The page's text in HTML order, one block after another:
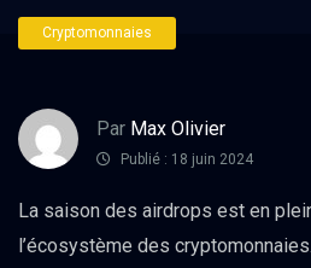
Cryptomonnaies
Par Max Olivier
Publié : 18 juin 2024
La saison des airdrops est en
l’écosystème des